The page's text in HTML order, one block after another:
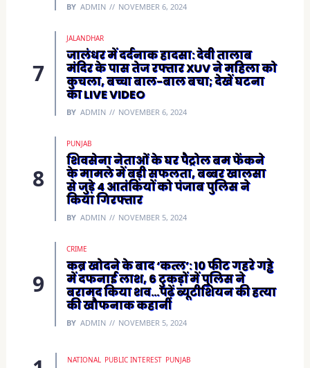
BY ADMIN NOVEMBER 6, 2024
JALANDHAR
जालंधर में दर्दनाक हादसा: देवी तालाब
मंदिर के पास तेज रफ्तार XUV ने महिला को
कुचला, बच्चा बाल-बाल बचा; देखें घटना
का LIVE VIDEO
BY ADMIN NOVEMBER 6, 2024
PUNJAB
शिवसेना नेताओं के घर पैट्रोल बम फेंकने
के मामले में बड़ी सफलता, बब्बर खालसा
से जुड़े 4 आतंकियों को पंजाब पुलिस ने
किया गिरफ्तार
BY ADMIN NOVEMBER 5, 2024
CRIME
कब्र खोदने के बाद ‘कत्ल’: 10 फीट गहरे गड्ढे
में दफनाई लाश, 6 टुकड़ों में पुलिस ने
बरामद किया शव…पढ़ें ब्यूटीशियन की हत्या
की खौफनाक कहानी
BY ADMIN NOVEMBER 5, 2024
NATIONAL PUBLIC INTEREST PUNJAB